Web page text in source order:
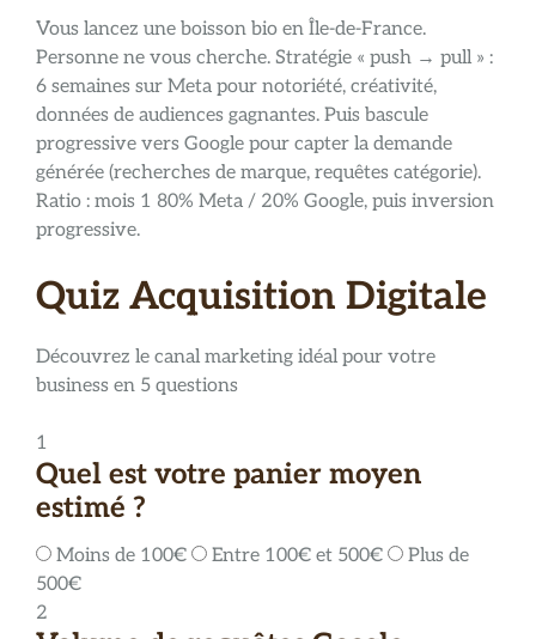
Vous lancez une boisson bio en Île-de-France.
Personne ne vous cherche. Stratégie « push → pull » :
6 semaines sur Meta pour notoriété, créativité,
données de audiences gagnantes. Puis bascule
progressive vers Google pour capter la demande
générée (recherches de marque, requêtes catégorie).
Ratio : mois 1 80% Meta / 20% Google, puis inversion
progressive.
Quiz Acquisition Digitale
Découvrez le canal marketing idéal pour votre
business en 5 questions
1
Quel est votre panier moyen
estimé ?
Moins de 100€ Entre 100€ et 500€
Plus de
500€
2